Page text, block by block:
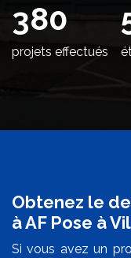
442
projets effectués
Obtenez le
à AF Pose à
Si vous avez un